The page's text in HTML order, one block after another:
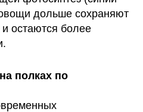
дольше сохраняют
остаются более
полках по